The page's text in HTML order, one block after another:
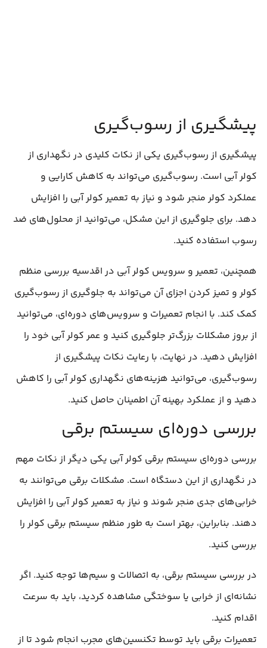
پیشگیری از رسوب‌گیری
پیشگیری از رسوب‌گیری یکی از نکات کلیدی در نگهداری از
کولر آبی است. رسوب‌گیری می‌تواند به کاهش کارایی و
عملکرد کولر منجر شود و نیاز به تعمیر کولر آبی را افزایش
دهد. برای جلوگیری از این مشکل، می‌توانید از محلول‌های ضد
رسوب استفاده کنید.
همچنین، تعمیر و سرویس کولر آبی در اقدسیه بررسی منظم
کولر و تمیز کردن اجزای آن می‌تواند به جلوگیری از رسوب‌گیری
کمک کند. با انجام تعمیرات و سرویس‌های دوره‌ای، می‌توانید
از بروز مشکلات بزرگ‌تر جلوگیری کنید و عمر کولر آبی خود را
افزایش دهید. در نهایت، با رعایت نکات پیشگیری از
رسوب‌گیری، می‌توانید هزینه‌های نگهداری کولر آبی را کاهش
دهید و از عملکرد بهینه آن اطمینان حاصل کنید.
بررسی دوره‌ای سیستم برقی
بررسی دوره‌ای سیستم برقی کولر آبی یکی دیگر از نکات مهم
در نگهداری از این دستگاه است. مشکلات برقی می‌توانند به
خرابی‌های جدی منجر شوند و نیاز به تعمیر کولر آبی را افزایش
دهند. بنابراین، بهتر است به طور منظم سیستم برقی کولر را
بررسی کنید.
در بررسی سیستم برقی، به اتصالات و سیم‌ها توجه کنید. اگر
نشانه‌ای از خرابی یا سوختگی مشاهده کردید، باید به سرعت
اقدام کنید.
تعمیرات برقی باید توسط تکنسین‌های مجرب انجام شود تا از